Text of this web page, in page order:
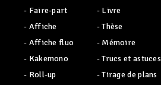
- Faire-part
- Affiche
- Affiche fluo
- Kakemono
- Roll-up
- Livre
- Thèse
- Mémoire
- Trucs et astuces
- Tirage de plans